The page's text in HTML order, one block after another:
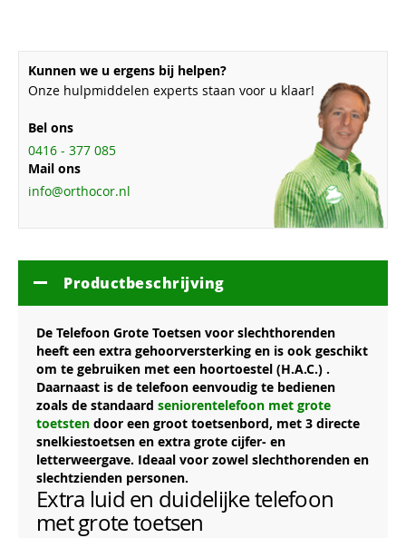
Kunnen we u ergens bij helpen?
Onze hulpmiddelen experts staan voor u klaar!
Bel ons
0416 - 377 085
Mail ons
info@orthocor.nl
Productbeschrijving
De Telefoon Grote Toetsen voor slechthorenden
heeft een extra gehoorversterking en is ook geschikt
om te gebruiken met een hoortoestel (H.A.C.) .
Daarnaast is de telefoon eenvoudig te bedienen
zoals de standaard seniorentelefoon met grote
toetsten door een groot toetsenbord, met 3 directe
snelkiestoetsen en extra grote cijfer- en
letterweergave. Ideaal voor zowel slechthorenden en
slechtzienden personen.
Extra luid en duidelijke telefoon
met grote toetsen